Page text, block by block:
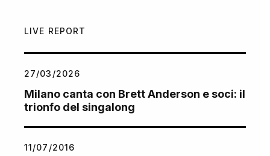
LIVE REPORT
27/03/2026
Milano canta con Brett Anderson e soci: il
trionfo del singalong
11/07/2016